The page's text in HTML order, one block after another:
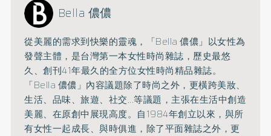
Bella 儂儂
從美麗的需求到快樂的靈魂，「Bella 儂儂」以女性為
發聲主體，是台灣第一本女性時尚雜誌，歷史最悠
久、創刊41年最久的全方位女性時尚精品雜誌。
「Bella 儂儂」內容議題除了時尚之外，更橫跨美妝、
生活、品味、旅遊、 社交...等議題，主張在生活中創造
美麗、在原創中展現高度。 自1984年創立以來，與所
有女性一起成長、與時俱進， 除了平面雜誌之外，更